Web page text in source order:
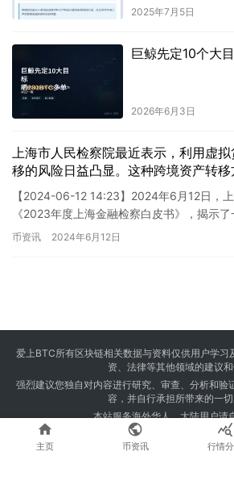
2025年7月5日
巨鲸先定10个大
2026年6月3日
上海市人民检察院最近表示，利用虚
移的风险日益凸显。这种跨境资产转
税、洗钱、非法传销等多种风险，需
重视。该院呼吁人们要理性看待虚拟
和控制。
【2024-06-12 14:23】2024年6月12日，
《2023年度上海金融检察白皮书》，揭示
数据和趋势。数据显示，2023年上海金…
币资讯 2024年6月12日
爱上BTC所有区块链相关数据与资料仅供用户学习
资、法律等其他领域的建议
强烈建议您独自对内容进行研究、审查、分析和验
容，并自行承担所带来的一
本站服务海外华人，大陆用户请
Copyright © 2024 爱上BTC 版权所有

主页

币资讯

行情